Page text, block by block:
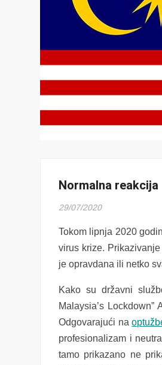
Normalna reakcija
29/07/2020
Tokom lipnja 2020
virus krize.
je opravdana ili netko
Kako su državni
Malaysia’s
Odgovarajući naop
profesionalizam i
tamo prikazano ne